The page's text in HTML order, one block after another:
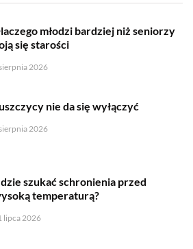
młodzi bardziej niż seniorzy
się starości
2026
nie da się wyłączyć
2026
szukać schronienia przed
temperaturą?
lipca 2026